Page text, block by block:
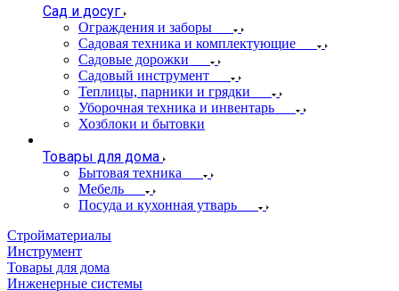
Сад и досуг
Ограждения и заборы
Садовая техника и комплектующие
Садовые дорожки
Садовый инструмент
Теплицы, парники и грядки
Уборочная техника и инвентарь
Хозблоки и бытовки
Товары для дома
Бытовая техника
Мебель
Посуда и кухонная утварь
Стройматериалы
Инструмент
Товары для дома
Инженерные системы